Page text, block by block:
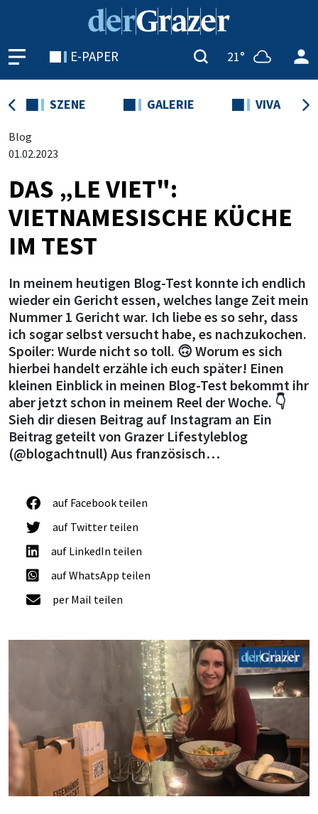
E-PAPER 21°
SZENE GALERIE VIVA
Blog
01.02.2023
DAS „LE VIET":
VIETNAMESISCHE KÜCHE
IM TEST
In meinem heutigen Blog-Test konnte ich endlich
wieder ein Gericht essen, welches lange Zeit mein
Nummer 1 Gericht war. Ich liebe es so sehr, dass
ich sogar selbst versucht habe, es nachzukochen.
Spoiler: Wurde nicht so toll. 🙃 Worum es sich
hierbei handelt erzähle ich euch später! Einen
kleinen Einblick in meinen Blog-Test bekommt ihr
aber jetzt schon in meinem Reel der Woche. 👇
Sieh dir diesen Beitrag auf Instagram an Ein
Beitrag geteilt von Grazer Lifestyleblog
(@blogachtnull) Aus französisch…
auf Facebook teilen
auf Twitter teilen
auf LinkedIn teilen
auf WhatsApp teilen
per Mail teilen